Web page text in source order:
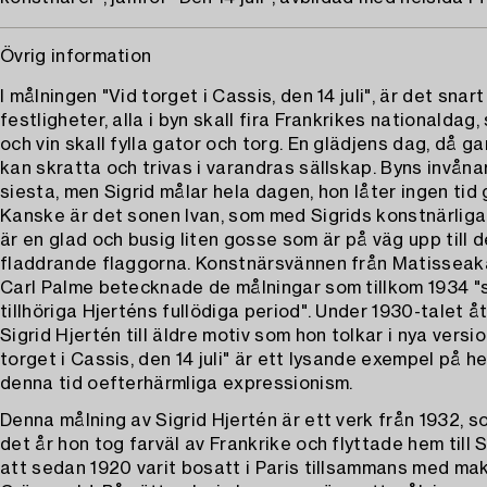
Övrig information
I målningen "Vid torget i Cassis, den 14 juli", är det
festligheter, alla i byn skall fira Frankrikes nationaldag,
och vin skall fylla gator och torg. En glädjens dag, då
kan skratta och trivas i varandras sällskap. Byns
siesta, men Sigrid målar hela dagen, hon låter ingen tid
Kanske är det sonen Ivan, som med Sigrids
är en glad och busig liten gosse som är på väg upp till
fladdrande flaggorna. Konstnärsvännen från
Carl Palme betecknade de målningar som tillkom 1934
tillhöriga Hjerténs fullödiga period". Under 1930-talet
Sigrid Hjertén till äldre motiv som hon tolkar i nya
torget i Cassis, den 14 juli" är ett lysande exempel på
denna tid oefterhärmliga expressionism.
Denna målning av Sigrid Hjertén är ett verk från 1932,
det år hon tog farväl av Frankrike och flyttade hem till
att sedan 1920 varit bosatt i Paris tillsammans med